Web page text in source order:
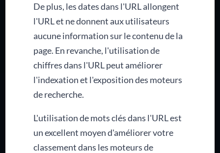
De plus, les dates dans l'URL allongent
l'URL et ne donnent aux utilisateurs
aucune information sur le contenu de la
page. En revanche, l'utilisation de
chiffres dans l'URL peut améliorer
l'indexation et l'exposition des moteurs
de recherche.
L'utilisation de mots clés dans l'URL est
un excellent moyen d'améliorer votre
classement dans les moteurs de